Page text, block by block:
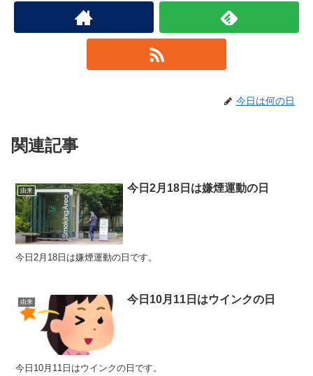
今日は何の日
関連記事
由来 今日2月18日は嫌煙運動の日
今日2月18日は嫌煙運動の日です。
由来 今日10月11日はウインクの日
今日10月11日はウインクの日です。